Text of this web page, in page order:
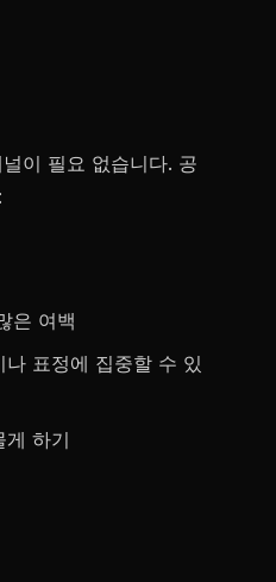
이 필요 없습니다. 공
은 여백
표정에 집중할 수 있
게 하기